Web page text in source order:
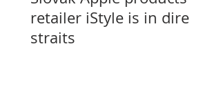
retailer iStyle is in dire
straits